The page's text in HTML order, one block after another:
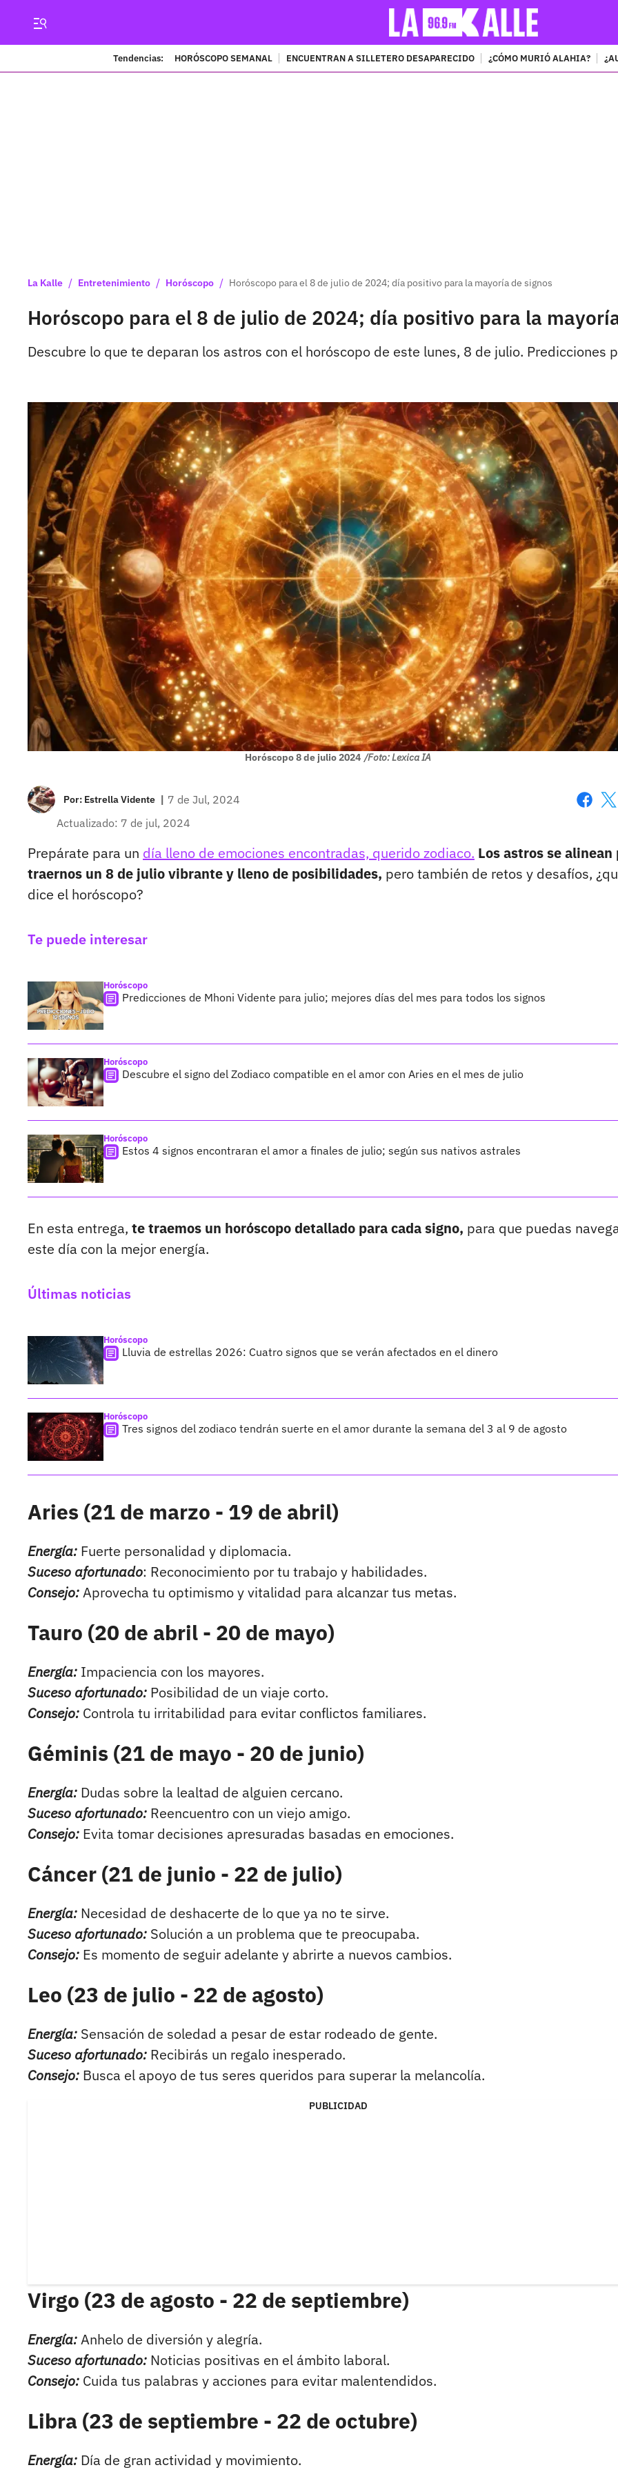
Tendencias: HORÓSCOPO SEMANAL ENCUENTRAN A SILLETERO DESAPARECIDO ¿CÓMO MURIÓ ALAHIA?
La Kalle / Entretenimiento / Horóscopo / Horóscopo para el 8 de julio de 2024; día positivo para la mayoría de signos
Horóscopo para el 8 de julio de 2024; día positivo para la
Descubre lo que te deparan los astros con el horóscopo de este lunes, 8 de julio. Predicciones
Horóscopo 8 de julio 2024 /Foto: Lexica IA
Por: Estrella Vidente | 7 de Jul, 2024
Actualizado: 7 de jul, 2024
Prepárate para un día lleno de emociones encontradas, querido zodiaco. Los astros se alinean
traernos un 8 de julio vibrante y lleno de posibilidades, pero también de retos y desafíos,
dice el horóscopo?
Te puede interesar
Horóscopo
Predicciones de Mhoni Vidente para julio; mejores días del mes para todos los signos
Horóscopo
Descubre el signo del Zodiaco compatible en el amor con Aries en el mes de julio
Horóscopo
Estos 4 signos encontraran el amor a finales de julio; según sus nativos astrales
En esta entrega, te traemos un horóscopo detallado para cada signo, para que puedas
este día con la mejor energía.
Últimas noticias
Horóscopo
Lluvia de estrellas 2026: Cuatro signos que se verán afectados en el dinero
Horóscopo
Tres signos del zodiaco tendrán suerte en el amor durante la semana del 3 al 9 de agosto
Aries (21 de marzo - 19 de abril)
Energía: Fuerte personalidad y diplomacia.
Suceso afortunado: Reconocimiento por tu trabajo y habilidades.
Consejo:Aprovecha tu optimismo y vitalidad para alcanzar tus metas.
Tauro (20 de abril - 20 de mayo)
Energía: Impaciencia con los mayores.
Suceso afortunado: Posibilidad de un viaje corto.
Consejo: Controla tu irritabilidad para evitar conflictos familiares.
Géminis (21 de mayo - 20 de junio)
Energía: Dudas sobre la lealtad de alguien cercano.
Suceso afortunado: Reencuentro con un viejo amigo.
Consejo: Evita tomar decisiones apresuradas basadas en emociones.
Cáncer (21 de junio - 22 de julio)
Energía: Necesidad de deshacerte de lo que ya no te sirve.
Suceso afortunado: Solución a un problema que te preocupaba.
Consejo: Es momento de seguir adelante y abrirte a nuevos cambios.
Leo (23 de julio - 22 de agosto)
Energía: Sensación de soledad a pesar de estar rodeado de gente.
Suceso afortunado: Recibirás un regalo inesperado.
Consejo: Busca el apoyo de tus seres queridos para superar la melancolía.
PUBLICIDAD
Virgo (23 de agosto - 22 de septiembre)
Energía:Anhelo de diversión y alegría.
Suceso afortunado: Noticias positivas en el ámbito laboral.
Consejo: Cuida tus palabras y acciones para evitar malentendidos.
Libra (23 de septiembre - 22 de octubre)
Energía: Día de gran actividad y movimiento.